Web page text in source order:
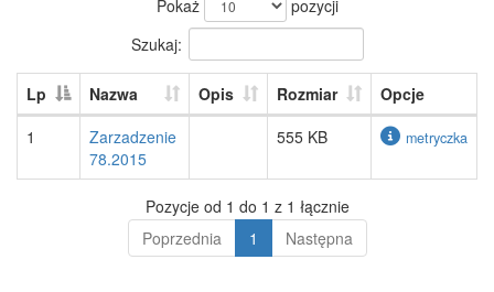
Pokaż
pozycji
Szukaj:
Lp Nazwa Opis Rozmiar
Opcje
1
Zarzadzenie
78.2015
555 KB metryczka
Pozycje od 1 do 1 z 1 łącznie
Poprzednia
1 Następna